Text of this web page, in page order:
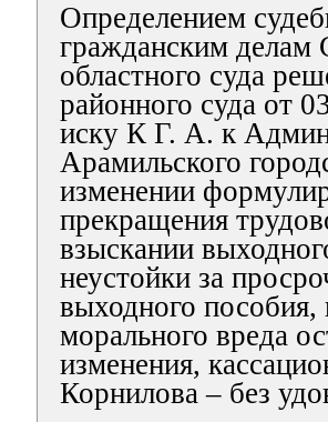
Определением
гражданским делам
областного суда
районного суда от
иску К Г. А. к
Арамильского
изменении
прекращения
взыскании
неустойки за
выходного пособия,
морального вреда
изменения,
Корнилова – без